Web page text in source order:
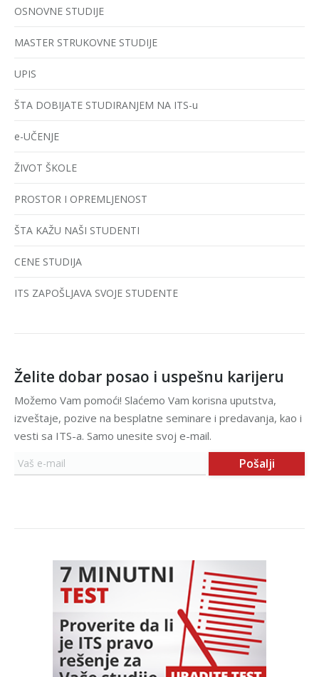
OSNOVNE STUDIJE
MASTER STRUKOVNE STUDIJE
UPIS
ŠTA DOBIJATE STUDIRANJEM NA ITS-u
e-UČENJE
ŽIVOT ŠKOLE
PROSTOR I OPREMLJENOST
ŠTA KAŽU NAŠI STUDENTI
CENE STUDIJA
ITS ZAPOŠLJAVA SVOJE STUDENTE
Želite dobar posao i uspešnu karijeru
Možemo Vam pomoći! Slaćemo Vam korisna uputstva,
izveštaje, pozive na besplatne seminare i predavanja, kao i
vesti sa ITS-a. Samo unesite svoj e-mail.